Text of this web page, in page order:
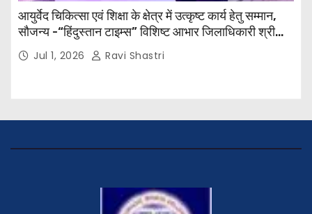
आयुर्वेद चिकित्सा एवं शिक्षा के क्षेत्र में उत्कृष्ट कार्य हेतु सम्मान,
सौजन्य -“हिंदुस्तान टाइम्स” विशिष्ट आभार जिलाधिकारी श्री
विवेक रंजन मैत्रेय (भा०प्र० से०), आरक्षी अधीक्षक श्री पूरन झा
(भा०पु०से०) सिविल सर्जन, सिवान एवं ब्यूरो चीफ श्री नीरज
Jul 1, 2026 Ravi Shastri